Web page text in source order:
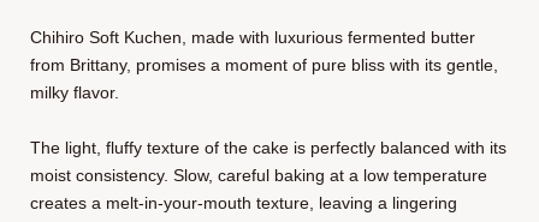
Chihiro Soft Kuchen, made with luxurious fermented butter
from Brittany, promises a moment of pure bliss with its gentle,
milky flavor.
The light, fluffy texture of the cake is perfectly balanced with its
moist consistency. Slow, careful baking at a low temperature
creates a melt-in-your-mouth texture, leaving a lingering